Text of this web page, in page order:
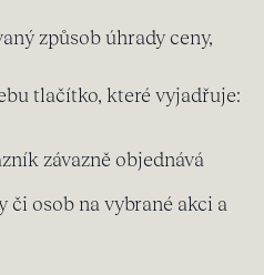
způsob úhrady ceny,
tlačítko, které vyjadřuje:
závazně objednává
či osob na vybrané akci a